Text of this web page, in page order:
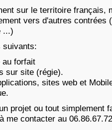
sur le territoire français,
vers d'autres contrées
...)
suivants:
au forfait
sur site (régie).
sites web et
projet ou tout simplement
me contacter au